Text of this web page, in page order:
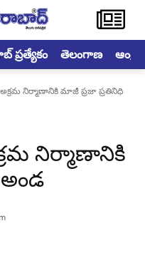
ప్రత్యేకం తెలంగాణ
అక్రమ నిర్మాణానికి మాజీ ప్రజా ప్రతినిధి
నిర్మాణానికి